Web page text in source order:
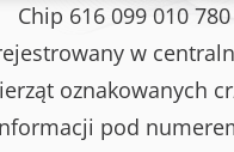
Chip 616 099 010
w
oznakowanych
pod